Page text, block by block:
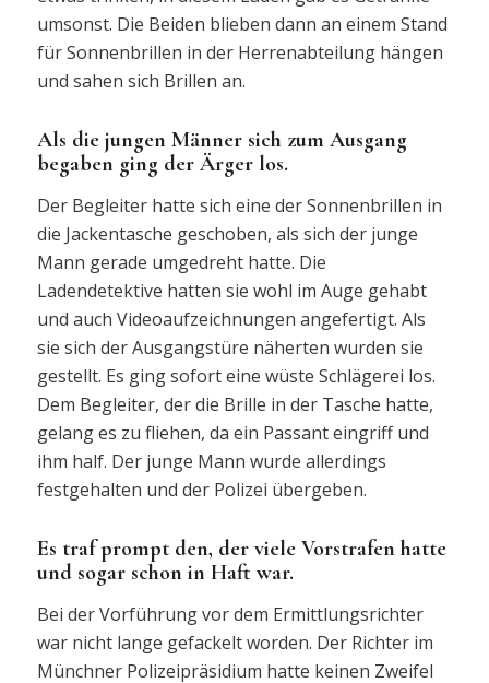
umsonst. Die Beiden blieben dann an einem Stand
für Sonnenbrillen in der Herrenabteilung hängen
und sahen sich Brillen an.
Als die jungen Männer sich zum Ausgang
begaben ging der Ärger los.
Der Begleiter hatte sich eine der Sonnenbrillen in
die Jackentasche geschoben, als sich der junge
Mann gerade umgedreht hatte. Die
Ladendetektive hatten sie wohl im Auge gehabt
und auch Videoaufzeichnungen angefertigt. Als
sie sich der Ausgangstüre näherten wurden sie
gestellt. Es ging sofort eine wüste Schlägerei los.
Dem Begleiter, der die Brille in der Tasche hatte,
gelang es zu fliehen, da ein Passant eingriff und
ihm half. Der junge Mann wurde allerdings
festgehalten und der Polizei übergeben.
Es traf prompt den, der viele Vorstrafen hatte
und sogar schon in Haft war.
Bei der Vorführung vor dem Ermittlungsrichter
war nicht lange gefackelt worden. Der Richter im
Münchner Polizeipräsidium hatte keinen Zweifel